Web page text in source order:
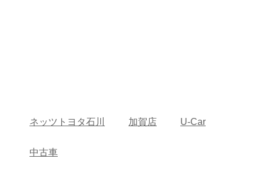
ネッツトヨタ石川 加賀店 U-Car
中古車